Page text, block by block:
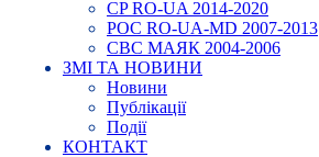
CP RO-UA 2014-2020
POC RO-UA-MD 2007-2013
CBC МАЯК 2004-2006
ЗМІ ТА НОВИНИ
Новини
Публікації
Події
КОНТАКТ